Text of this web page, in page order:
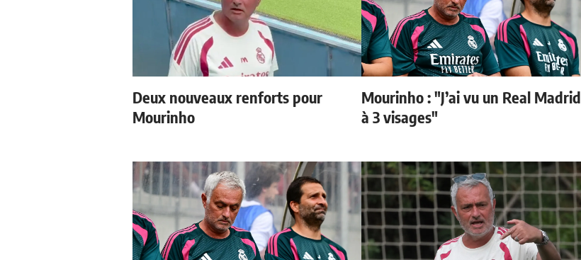
Deux nouveaux renforts pour
Mourinho
Mourinho : "J’ai vu un Real Madrid
à 3 visages"